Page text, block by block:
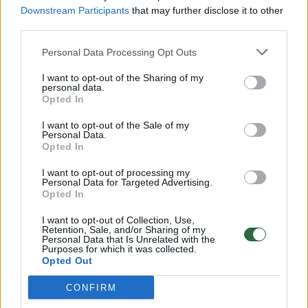
Downstream Participants that may further disclose it to other
Personal Data Processing Opt Outs
I want to opt-out of the Sharing of my
personal data.
Opted In
I want to opt-out of the Sale of my
Personal Data.
Opted In
I want to opt-out of processing my
Personal Data for Targeted Advertising.
Opted In
I want to opt-out of Collection, Use,
Retention, Sale, and/or Sharing of my
Personal Data that Is Unrelated with the
Purposes for which it was collected.
Opted Out
CONFIRM
32 laipsnių šilumos
Žinios | Orai
00:15:54
V. Zalužno pasisakymą laiko bandymu įsitvirtinti
Ukrainos politikoje: jis yra neteisus
Nufilmavo, kaip patvino Vilniaus Vakarinis aplinkkelis:
vaizdas pribloškia
Žinios | Lietuvos diena
Visi įrašai